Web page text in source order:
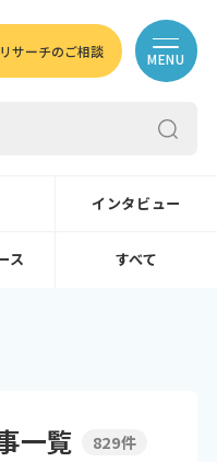
リサーチのご相談 MENU
インタビュー
ス すべて
一覧 829件